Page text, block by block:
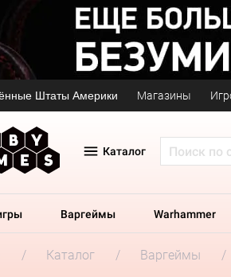
Штаты Америки Магазины
Каталог
Варгеймы Warhammer
Каталог Варгеймы